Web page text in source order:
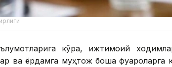
кўра, ижтимоий
ва ёрдамга муҳтож бошқа